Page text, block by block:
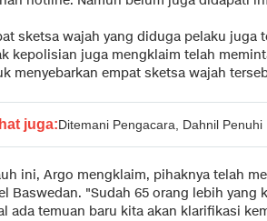
sketsa wajah yang diduga pelaku juga
kepolisian juga mengklaim telah
menyebarkan empat sketsa wajah
juga:Ditemani Pengacara, Dahnil
ini, Argo mengklaim, pihaknya telah
Baswedan. "Sudah 65 orang lebih
ada temuan baru kita akan klarifikasi